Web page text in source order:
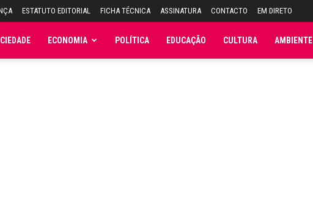
ESTATUTO EDITORIAL FICHA TÉCNICA ASSINATURA CONTACTO EM DIRETO
ECONOMIA POLÍTICA EDUCAÇÃO CULTURA AMBIENTE